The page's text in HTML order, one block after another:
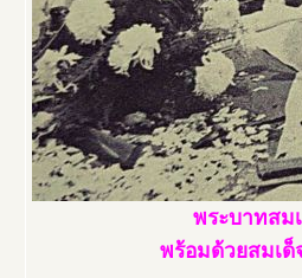
พระบาทสม
พร้อมด้วยสมเ